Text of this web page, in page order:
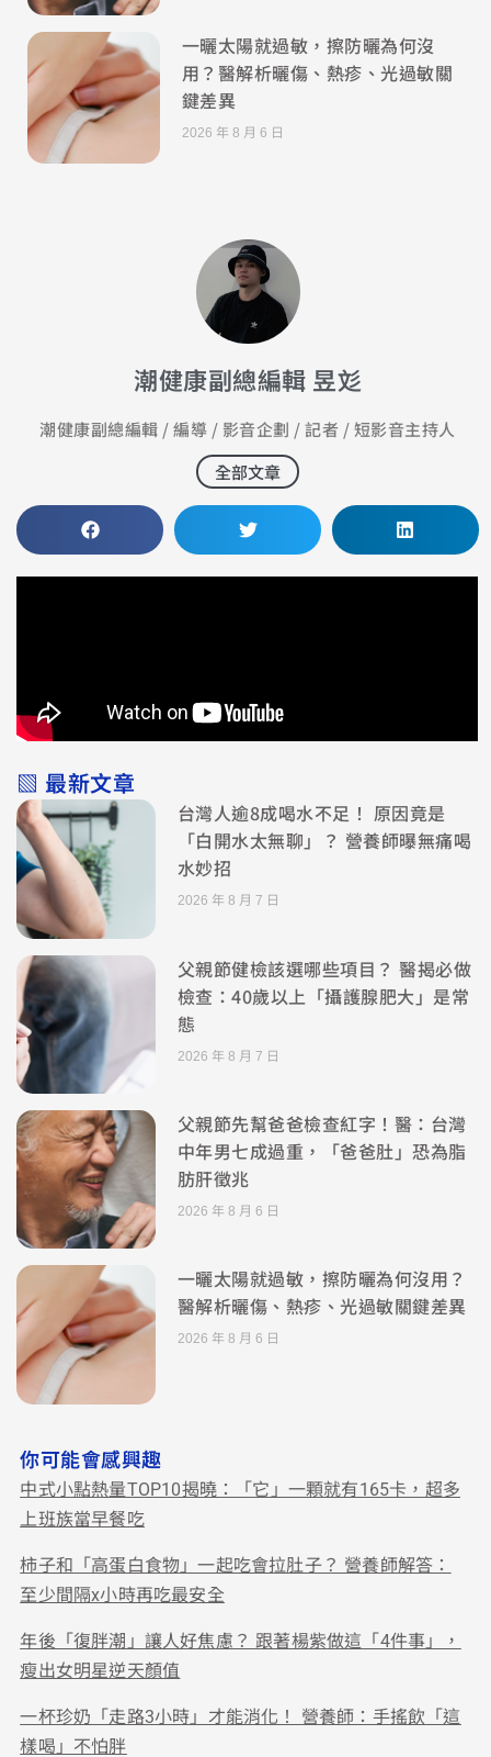
一曬太陽就過敏，擦防曬為何沒
用？醫解析曬傷、熱疹、光過敏關
鍵差異
2026 年 8 月 6 日
潮健康副總編輯 昱彣
潮健康副總編輯 / 編導 / 影音企劃 / 記者 / 短影音主持人
全部文章
▧ 最新文章
台灣人逾8成喝水不足！ 原因竟是
「白開水太無聊」？ 營養師曝無痛喝
水妙招
2026 年 8 月 7 日
父親節健檢該選哪些項目？ 醫揭必做
檢查：40歲以上「攝護腺肥大」是常
態
2026 年 8 月 7 日
父親節先幫爸爸檢查紅字！醫：台灣
中年男七成過重，「爸爸肚」恐為脂
肪肝徵兆
2026 年 8 月 6 日
一曬太陽就過敏，擦防曬為何沒用？
醫解析曬傷、熱疹、光過敏關鍵差異
2026 年 8 月 6 日
你可能會感興趣
中式小點熱量TOP10揭曉：「它」一顆就有165卡，超多
上班族當早餐吃
柿子和「高蛋白食物」一起吃會拉肚子？ 營養師解答：
至少間隔x小時再吃最安全
年後「復胖潮」讓人好焦慮？ 跟著楊紫做這「4件事」，
瘦出女明星逆天顏值
一杯珍奶「走路3小時」才能消化！ 營養師：手搖飲「這
樣喝」不怕胖